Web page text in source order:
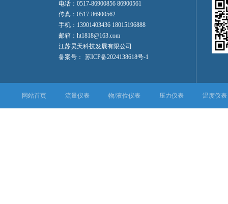
电话：0517-86900856 86900561
传真：0517-86900562
手机：13901403436 18015196888
邮箱：ht1818@163.com
江苏昊天科技发展有限公司
备案号：
苏ICP备2024138618号-1
网站首页 流量仪表 物/液位仪表 压力仪表 温度仪表